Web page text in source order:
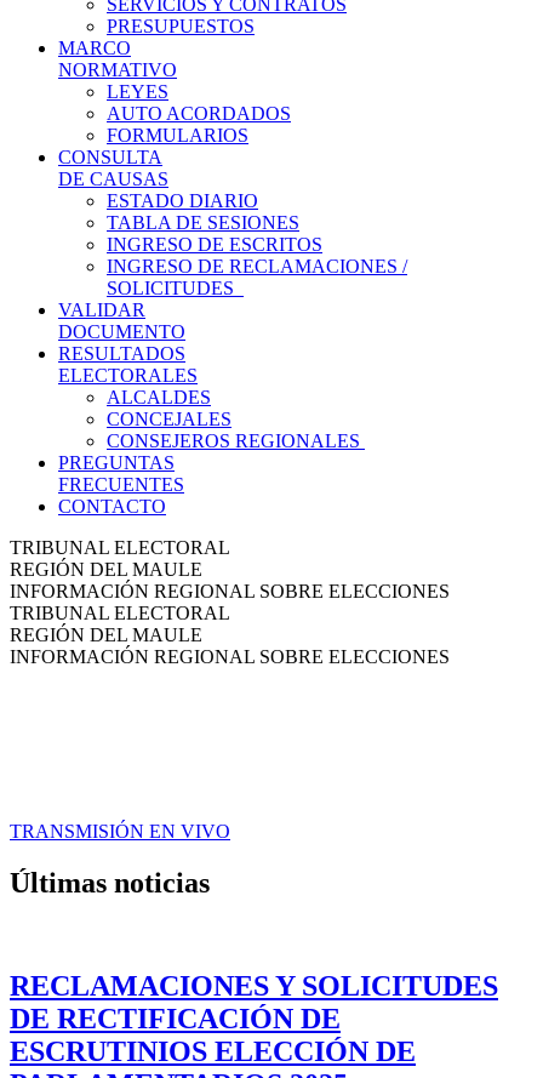
SERVICIOS Y CONTRATOS
PRESUPUESTOS
MARCO
NORMATIVO
LEYES
AUTO ACORDADOS
FORMULARIOS
CONSULTA
DE CAUSAS
ESTADO DIARIO
TABLA DE SESIONES
INGRESO DE ESCRITOS
INGRESO DE RECLAMACIONES /
SOLICITUDES
VALIDAR
DOCUMENTO
RESULTADOS
ELECTORALES
ALCALDES
CONCEJALES
CONSEJEROS REGIONALES
PREGUNTAS
FRECUENTES
CONTACTO
TRIBUNAL ELECTORAL
REGIÓN DEL MAULE
INFORMACIÓN REGIONAL SOBRE ELECCIONES
TRIBUNAL ELECTORAL
REGIÓN DEL MAULE
INFORMACIÓN REGIONAL SOBRE ELECCIONES
TRANSMISIÓN EN VIVO
Últimas noticias
RECLAMACIONES Y SOLICITUDES
DE RECTIFICACIÓN DE
ESCRUTINIOS ELECCIÓN DE